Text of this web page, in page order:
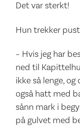
Det var sterkt!
Hun trekker
– Hvis jeg har
ned til
ikke så lenge,
også hatt med
sånn mark i
på gulvet med